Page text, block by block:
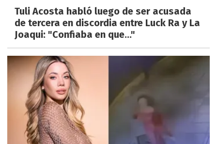
Tuli Acosta habló luego de ser acusada
de tercera en discordia entre Luck Ra y La
Joaqui: "Confiaba en que..."